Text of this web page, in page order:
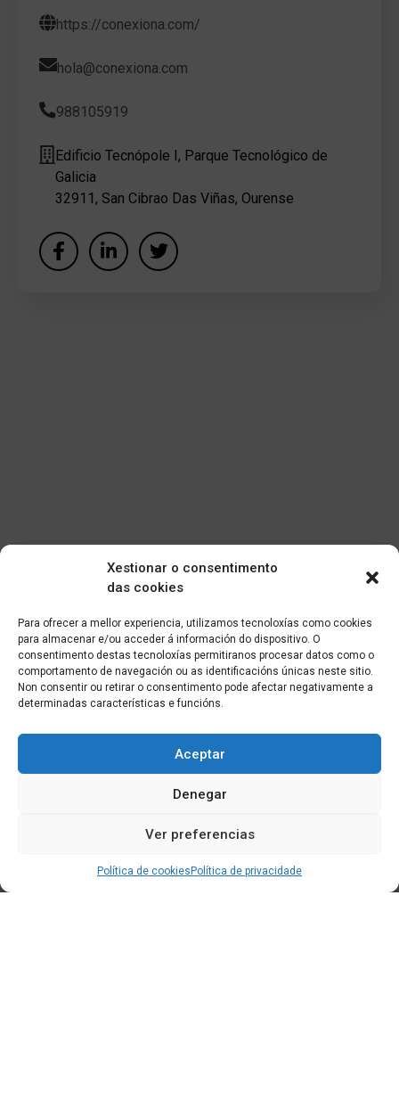
Xestionar o consentimento
das cookies
Para ofrecer a mellor experiencia, utilizamos tecnoloxías como cookies
para almacenar e/ou acceder á información do dispositivo. O
consentimento destas tecnoloxías permitiranos procesar datos como o
comportamento de navegación ou as identificacións únicas neste sitio.
Non consentir ou retirar o consentimento pode afectar negativamente a
determinadas características e funcións.
Aceptar
Denegar
Ver preferencias
Política de cookies Política de privacidade
https://conexiona.com/
hola@conexiona.com
988105919
Edificio Tecnópole I, Parque Tecnológico de
Galicia
32911, San Cibrao Das Viñas, Ourense